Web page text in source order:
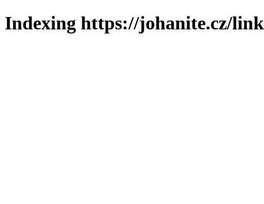
Indexing https://johanite.cz/